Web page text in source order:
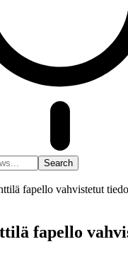
fapello vahvistetut
fapello